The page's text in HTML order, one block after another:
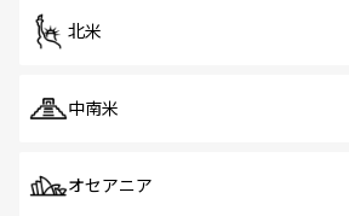
北米
中南米
オセアニア